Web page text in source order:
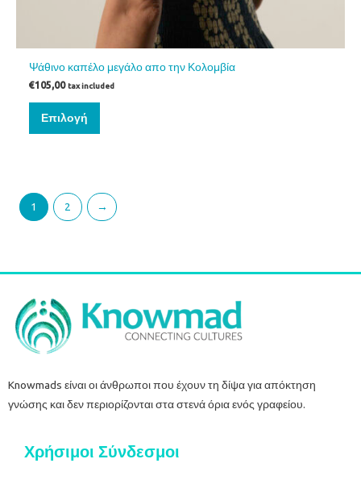
Ψάθινο καπέλο μεγάλο απο την Κολομβία
€105,00 tax included
Επιλογή
1 2 →
Knowmads είναι οι άνθρωποι που έχουν τη δίψα για απόκτηση
γνώσης και δεν περιορίζονται στα στενά όρια ενός γραφείου.
Χρήσιμοι Σύνδεσμοι